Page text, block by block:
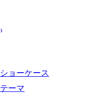
ショーケース
テーマ